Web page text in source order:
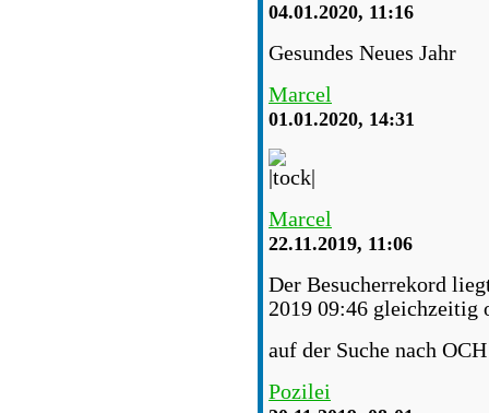
04.01.2020, 11:16
Gesundes Neues Jahr
Marcel
01.01.2020, 14:31
Marcel
22.11.2019, 11:06
Der Besucherrekord
2019 09:46 gleichzeitig
auf der Suche nach
Pozilei